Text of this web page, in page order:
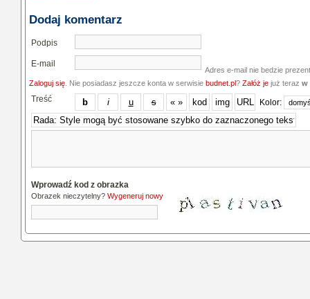
Dodaj komentarz
Podpis
E-mail
Adres e-mail nie bedzie
Zaloguj się . Nie posiadasz jeszcze konta w serwisie budnet.pl? Załóż je już teraz w
Treść Kolor:
Wprowadź kod z obrazka
Obrazek nieczytelny? Wygeneruj nowy